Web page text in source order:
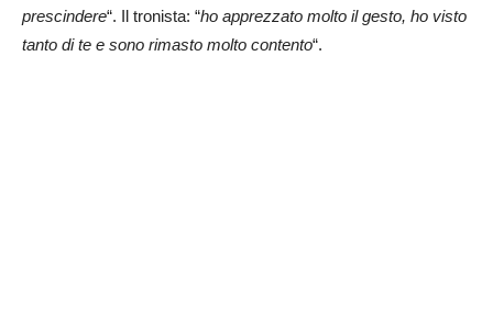
prescindere“. Il tronista: “ho apprezzato molto il gesto, ho visto
tanto di te e sono rimasto molto contento“.